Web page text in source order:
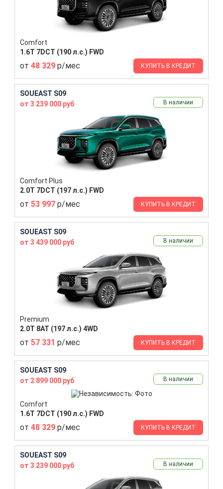
Comfort
1.6T 7DCT (190 л.с.) FWD
от 48 329 р/мес КУПИТЬ В КРЕДИТ
SOUEAST S09
от 3 239 000 руб
В наличии
Comfort Plus
2.0T 7DCT (197 л.с.) FWD
от 53 997 р/мес КУПИТЬ В КРЕДИТ
SOUEAST S09
от 3 439 000 руб
В наличии
Premium
2.0T 8AT (197 л.с.) 4WD
от 57 331 р/мес КУПИТЬ В КРЕДИТ
SOUEAST S09
от 2 899 000 руб
В наличии
Comfort
1.6T 7DCT (190 л.с.) FWD
от 48 329 р/мес КУПИТЬ В КРЕДИТ
SOUEAST S09
от 3 239 000 руб
В наличии